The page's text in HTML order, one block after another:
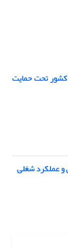
کشور تحت حمایت
و عملکرد شغلی